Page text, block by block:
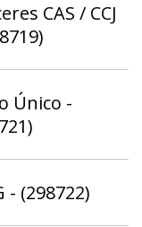
CAS / CCJ
Único -
- (298722)